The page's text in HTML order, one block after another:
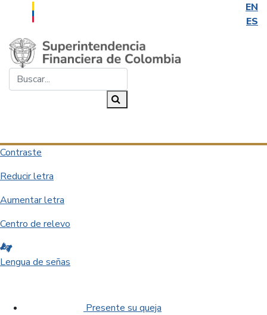
EN
ES
Saltar al contenido principal
Contraste
Reducir letra
Aumentar letra
Centro de relevo
Lengua de señas
Presente su queja